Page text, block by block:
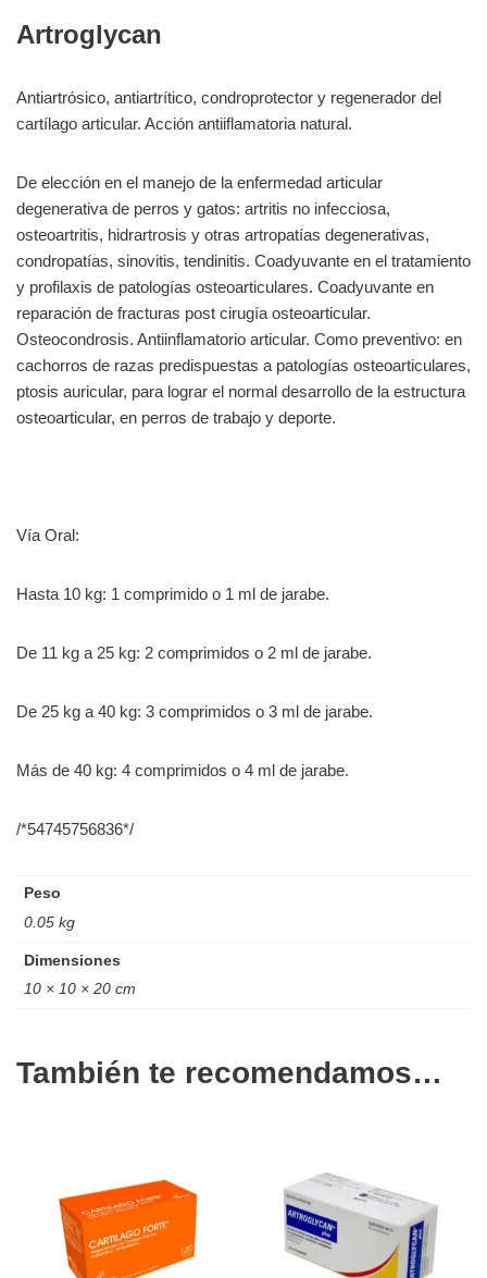
Artroglycan
Antiartrósico, antiartrítico, condroprotector y regenerador del
cartílago articular. Acción antiiflamatoria natural.
De elección en el manejo de la enfermedad articular
degenerativa de perros y gatos: artritis no infecciosa,
osteoartritis, hidrartrosis y otras artropatías degenerativas,
condropatías, sinovitis, tendinitis. Coadyuvante en el tratamiento
y profilaxis de patologías osteoarticulares. Coadyuvante en
reparación de fracturas post cirugía osteoarticular.
Osteocondrosis. Antiinflamatorio articular. Como preventivo: en
cachorros de razas predispuestas a patologías osteoarticulares,
ptosis auricular, para lograr el normal desarrollo de la estructura
osteoarticular, en perros de trabajo y deporte.
Vía Oral:
Hasta 10 kg: 1 comprimido o 1 ml de jarabe.
De 11 kg a 25 kg: 2 comprimidos o 2 ml de jarabe.
De 25 kg a 40 kg: 3 comprimidos o 3 ml de jarabe.
Más de 40 kg: 4 comprimidos o 4 ml de jarabe.
/*54745756836*/
Peso
0.05 kg
Dimensiones
10 × 10 × 20 cm
También te recomendamos…